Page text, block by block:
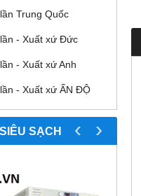
Trung Quốc
- Xuất xứ Đức
- Xuất xứ Anh
- Xuất xứ ẤN ĐỘ
SẠCH ‹ ›